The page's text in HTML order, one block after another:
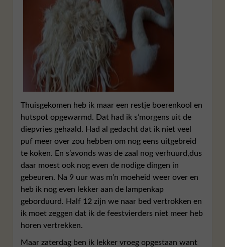
Thuisgekomen heb ik maar een restje boerenkool en
hutspot opgewarmd. Dat had ik s’morgens uit de
diepvries gehaald. Had al gedacht dat ik niet veel
puf meer over zou hebben om nog eens uitgebreid
te koken. En s’avonds was de zaal nog verhuurd,dus
daar moest ook nog even de nodige dingen in
gebeuren. Na 9 uur was m’n moeheid weer over en
heb ik nog even lekker aan de lampenkap
geborduurd. Half 12 zijn we naar bed vertrokken en
ik moet zeggen dat ik de feestvierders niet meer heb
horen vertrekken.
Maar zaterdag ben ik lekker vroeg opgestaan want